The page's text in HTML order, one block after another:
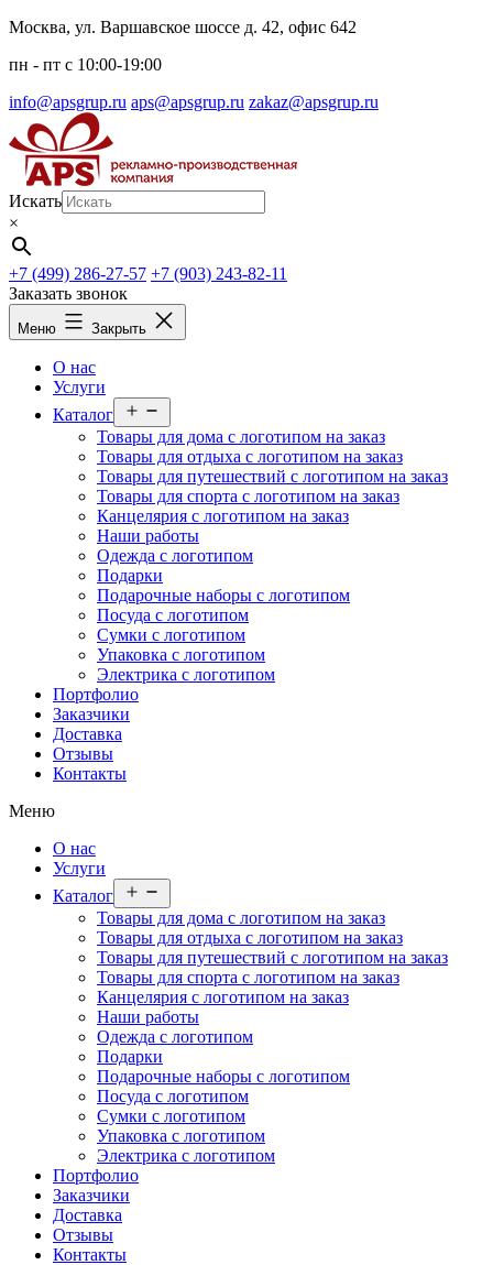
Перейти
содержимому
Москва, ул. Варшавское шоссе д. 42, офис 642
пн - пт c 10:00-19:00
info@apsgrup.ru aps@apsgrup.ru zakaz@apsgrup.ru
Искать
×
+7 (499) 286-27-57 +7 (903) 243-82-11
Заказать звонок
Меню Закрыть
О нас
Услуги
Каталог
меню
Товары для дома с логотипом на заказ
Товары для отдыха с логотипом на заказ
Товары для путешествий с логотипом на заказ
Товары для спорта с логотипом на заказ
Канцелярия с логотипом на заказ
Наши работы
Одежда с логотипом
Подарки
Подарочные наборы с логотипом
Посуда с логотипом
Сумки с логотипом
Упаковка с логотипом
Электрика с логотипом
Портфолио
Заказчики
Доставка
Отзывы
Контакты
Меню
О нас
Услуги
Каталог
меню
Товары для дома с логотипом на заказ
Товары для отдыха с логотипом на заказ
Товары для путешествий с логотипом на заказ
Товары для спорта с логотипом на заказ
Канцелярия с логотипом на заказ
Наши работы
Одежда с логотипом
Подарки
Подарочные наборы с логотипом
Посуда с логотипом
Сумки с логотипом
Упаковка с логотипом
Электрика с логотипом
Портфолио
Заказчики
Доставка
Отзывы
Контакты